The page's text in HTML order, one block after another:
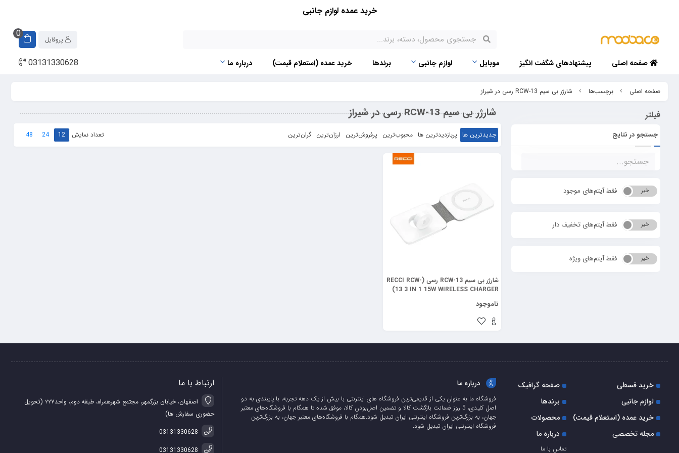
خرید عمده لوازم جانبی
0
صفحه اصلی پیشنهادهای شگفت انگیز موبایل لوازم جانبی برندها خرید عمده (استعلام قیمت) درباره ما 03131330628
صفحه اصلی برچسب‌ها شارژر بی سیم RCW-13 رسی در شیراز
فیلتر
جستجو در نتایج
بله خیر فقط آیتم‌های موجود
بله خیر فقط آیتم‌های تخفیف دار
بله خیر فقط آیتم‌های ویژه
شارژر بی سیم RCW-13 رسی در شیراز
جدیدترین ها پربازدیدترین ها محبوب‌‌ترین پرفروش‌ترین ارزان‌ترین گران‌ترین تعداد نمایش 12
24
48
شارژر بی سیم RCW-13 رسی (RECCI RCW-
13 3 IN 1 15W WIRELESS CHARGER)
ناموجود
خرید قسطی
صفحه گرافیک
لوازم جانبی
برندها
خرید عمده (استعلام قیمت)
محصولات
مجله تخصصی
درباره ما
تماس با ما
درباره ما
فروشگاه ما به عنوان یکی از قدیمی‌ترین فروشگاه های اینترنتی با بیش از یک دهه تجربه، با پایبندی به دو
اصل کلیدی، 5 روز ضمانت بازگشت کالا و تضمین اصل‌بودن کالا، موفق شده تا همگام با فروشگاه‌های معتبر
جهان، به بزرگ‌ترین فروشگاه اینترنتی ایران تبدیل شود.همگام با فروشگاه‌های معتبر جهان، به بزرگ‌ترین
فروشگاه اینترنتی ایران تبدیل شود.
ارتباط با ما
اصفهان، خیابان بزرگمهر، مجتمع شهرهمراه، طبقه دوم، واحد۲۲۷ (تحویل
حضوری سفارش ها)
03131330628
03131330628